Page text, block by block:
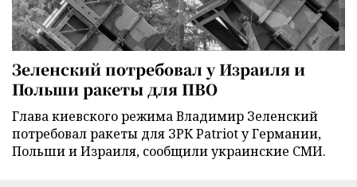
Зеленский потребовал у Израиля и
Польши ракеты для ПВО
Глава киевского режима Владимир Зеленский
потребовал ракеты для ЗРК Patriot у Германии,
Польши и Израиля, сообщили украинские СМИ.